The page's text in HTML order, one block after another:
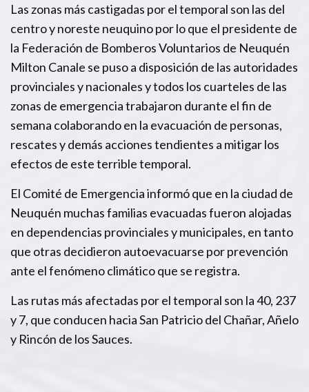
Las zonas más castigadas por el temporal son las del
centro y noreste neuquino por lo que el presidente de
la Federación de Bomberos Voluntarios de Neuquén
Milton Canale se puso a disposición de las autoridades
provinciales y nacionales y todos los cuarteles de las
zonas de emergencia trabajaron durante el fin de
semana colaborando en la evacuación de personas,
rescates y demás acciones tendientes a mitigar los
efectos de este terrible temporal.
El Comité de Emergencia informó que en la ciudad de
Neuquén muchas familias evacuadas fueron alojadas
en dependencias provinciales y municipales, en tanto
que otras decidieron autoevacuarse por prevención
ante el fenómeno climático que se registra.
Las rutas más afectadas por el temporal son la 40, 237
y 7, que conducen hacia San Patricio del Chañar, Añelo
y Rincón de los Sauces.